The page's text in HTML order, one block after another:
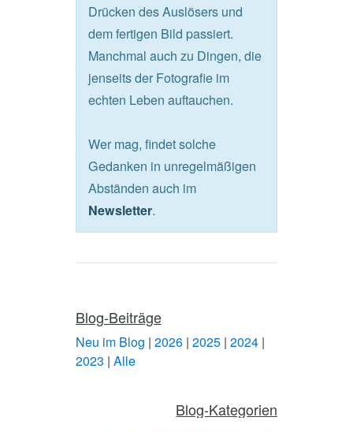
Drücken des Auslösers und
dem fertigen Bild passiert.
Manchmal auch zu Dingen, die
jenseits der Fotografie im
echten Leben auftauchen.
Wer mag, findet solche
Gedanken in unregelmäßigen
Abständen auch im
Newsletter.
Blog-Beiträge
Neu im Blog | 2026| 2025| 2024|
2023 | Alle
Blog-Kategorien